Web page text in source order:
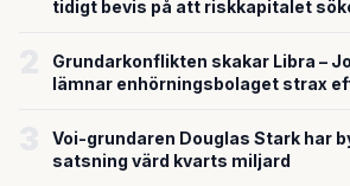
tidigt bevis på att riskkapitalet
Grundarkonflikten skakar Libra –
lämnar enhörningsbolaget strax
Voi-grundaren Douglas Stark har
satsning värd kvarts miljard